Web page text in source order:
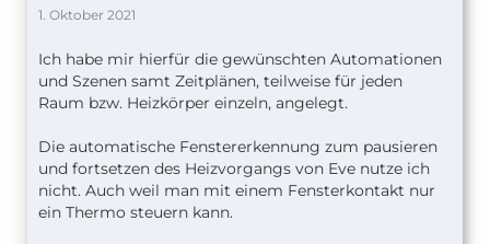
1. Oktober 2021
Ich habe mir hierfür die gewünschten Automationen
und Szenen samt Zeitplänen, teilweise für jeden
Raum bzw. Heizkörper einzeln, angelegt.
Die automatische Fenstererkennung zum pausieren
und fortsetzen des Heizvorgangs von Eve nutze ich
nicht. Auch weil man mit einem Fensterkontakt nur
ein Thermo steuern kann.